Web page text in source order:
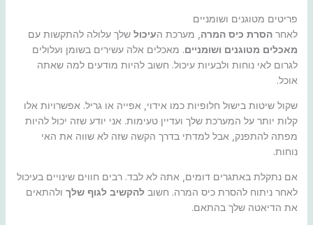
פריטים מטוגנים ושומניים
לאחר הסרת כיס המרה , מערכת העיכולשלך עלולה להתקשות עם
מאכלים מטוגנים ושומניים. מאכלים אלה עשירים בשומן ועלולים
לגרום לאי נוחות ולבעיות עיכול. חשוב להיות מודעים למה שאתה
אוכל.
שקול שיטות בישול חלופיות כמו אידוי, אפייה או גריל. אפשרויות אלו
קלות יותר על המערכת שלך ועדיין טעימות. אני יודע שזה יכול להיות
מפתה להתפנק, אבל למדתי בדרך הקשה שזה לא שווה את האי
נוחות.
אם נתקלת באתגרים דומים, אתה לא לבד. רבים חווים שינויים בעיכול
לאחר ניתוח להסרת כיס המרה. חשוב להקשיב לגוף שלךולהתאים
את הדיאטה שלך בהתאם.